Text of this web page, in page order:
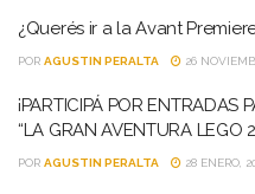
¿Querés ir a la Avant
POR AGUSTIN PERALTA 26
¡PARTICIPÁ POR ENTRADAS
“LA GRAN AVENTURA LEGO
POR AGUSTIN PERALTA 28 ENERO,